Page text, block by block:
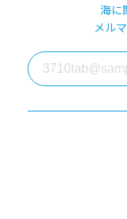
海に
メル